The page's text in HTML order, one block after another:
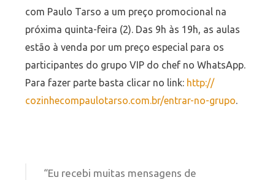
com Paulo Tarso a um preço promocional na
próxima quinta-feira (2). Das 9h às 19h, as aulas
estão à venda por um preço especial para os
participantes do grupo VIP do chef no WhatsApp.
Para fazer parte basta clicar no link: http://
cozinhecompaulotarso.com.br/entrar-no-grupo.
“Eu recebi muitas mensagens de